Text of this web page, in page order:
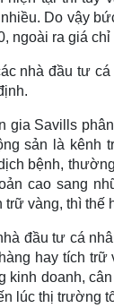
Do vậy
ngoài ra giá
nhà đầu tư cá
gia Savills
sản là kênh
bệnh,
cao sang
trữ vàng, thì thế
đầu tư cá
hay tích trữ
kinh doanh,
lúc thị trường